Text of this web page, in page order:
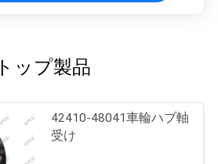
トップ製品
42410-48041車輪ハブ軸
受け